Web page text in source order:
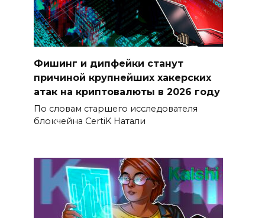
Фишинг и дипфейки станут
причиной крупнейших хакерских
атак на криптовалюты в 2026 году
По словам старшего исследователя
блокчейна CertiK Натали